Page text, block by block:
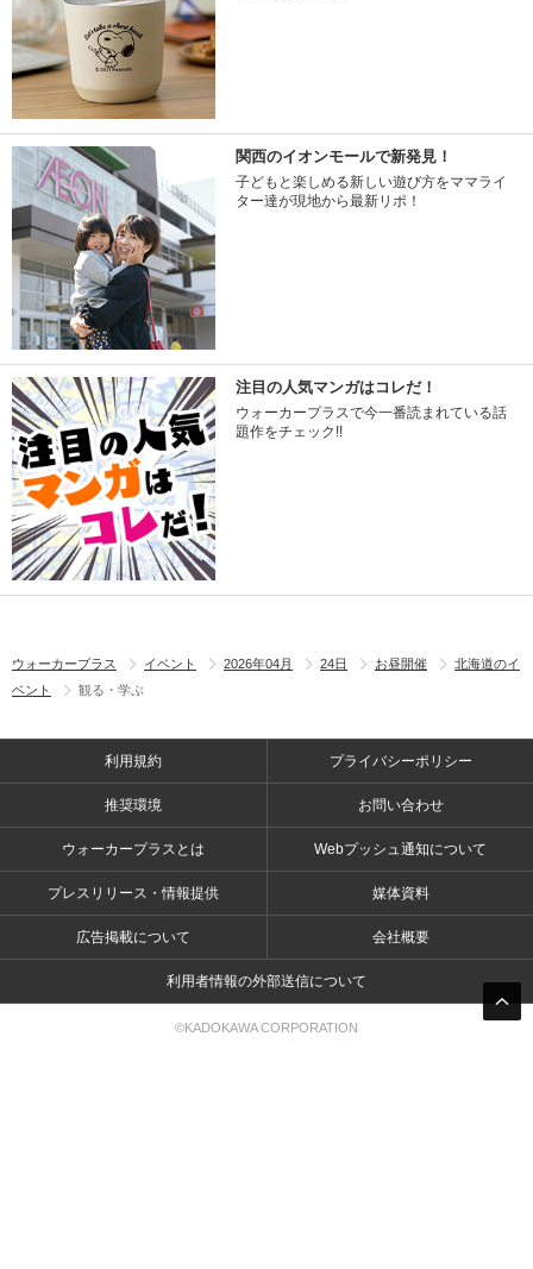
関西のイオンモールで新発見！
子どもと楽しめる新しい遊び方をママライ
ター達が現地から最新リポ！
注目の人気マンガはコレだ！
ウォーカープラスで今一番読まれている話
題作をチェック!!
ウォーカープラス イベント 2026年04月 24日 お昼開催
北海道のイ
ベント
観る・学ぶ
利用規約 プライバシーポリシー
推奨環境 お問い合わせ
ウォーカープラスとは Webプッシュ通知について
プレスリリース・情報提供 媒体資料
広告掲載について 会社概要
利用者情報の外部送信について
©KADOKAWA CORPORATION